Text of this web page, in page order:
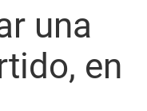
una
en